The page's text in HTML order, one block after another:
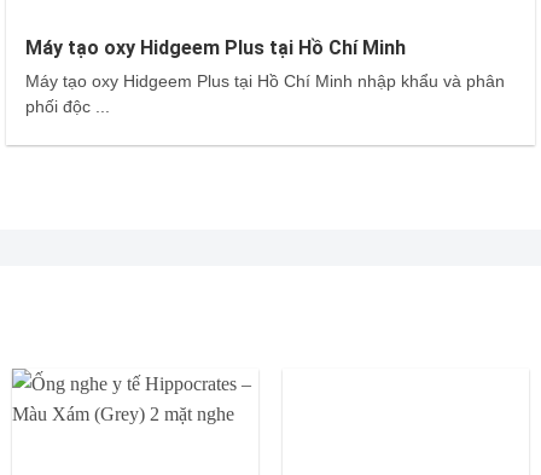
Máy tạo oxy Hidgeem Plus tại Hồ Chí Minh
Máy tạo oxy Hidgeem Plus tại Hồ Chí Minh nhập khẩu và phân
phối độc ...